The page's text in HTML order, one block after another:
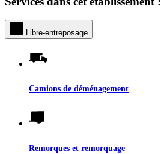
Libre-entreposage
Camions de déménagement
Remorques et remorquage